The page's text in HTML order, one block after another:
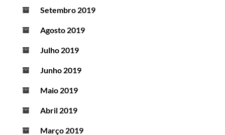
Setembro 2019
Agosto 2019
Julho 2019
Junho 2019
Maio 2019
Abril 2019
Março 2019